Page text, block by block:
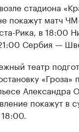
стадиона
покажут матч
Рика, в 18:00
Сербия —
театр
«Гроза»
Александра
покажут в